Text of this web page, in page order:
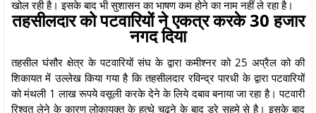
खोल रही है। इसके बाद भी सुशासन का भाषण कम होने का नाम नहीं ले रहा है।
तहसीलदार को पटवारियों ने एकत्र करके 30 हजार
नगद दिया
तहसील घंसौर क्षेत्र के पटवारियों संघ के द्वारा कमीश्नर को 25 अप्रैल को की
शिकायत में उल्लेख किया गया है कि तहसीलदार रविन्द्र पारधी के द्वारा पटवारियों
को मंथली 1 लाख रूपये वसूली करके देने के लिये दबाव बनाया जा रहा है। पटवारी
रिश्वत लेने के कारण लोकायुक्त के हत्थे चढ़ने के बाद डरे सहमे से है। इसके बाद